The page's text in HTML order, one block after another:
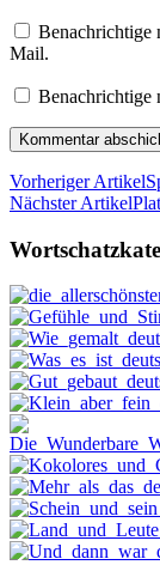
Benachrichtige
Mail.
Benachrichtige
Vorheriger Artikel
Nächster Artikel